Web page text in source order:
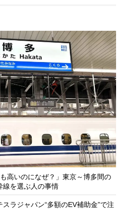
高いのになぜ？」東京～博多間の
線を選ぶ人の事情
スラジャパン“多額のEV補助金”で注